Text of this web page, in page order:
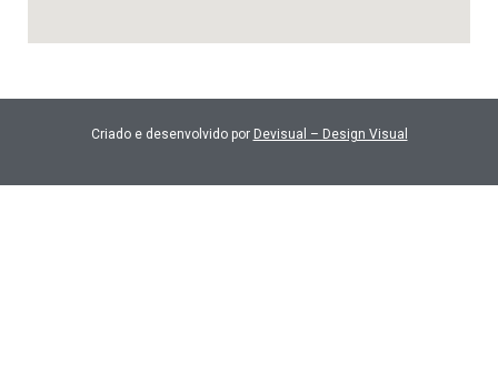
Criado e desenvolvido por Devisual – Design Visual